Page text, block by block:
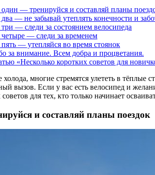
— тренируйся и составляй планы
— не забывай утеплять конечности и
— следи за состоянием велосипеда
— следи за временем
— утепляйся во время стоянок
за внимание. Всем добра и процветания.
«Несколько коротких советов для
многие стремятся улететь в
вызов. Если у вас есть велосипед и
для тех, кто только начинает
и составляй планы поездок